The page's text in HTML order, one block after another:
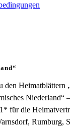
den Heimatblättern
Niederland“
für die
Rumburg,